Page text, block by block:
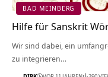
BAD MEINBERG
Hilfe für Sanskrit
Wir sind dabei, ein
zu integrieren…